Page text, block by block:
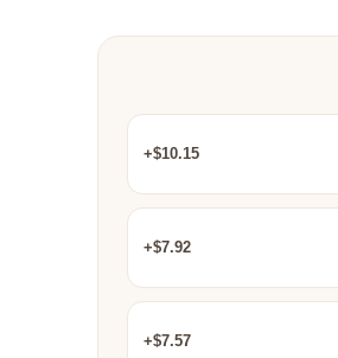
$10.15+
$7.92+
$7.57+